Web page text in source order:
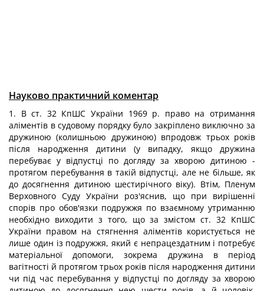
Науково практичний коментар
1. В ст. 32 КпШС України 1969 р. право на отримання
аліментів в судовому порядку було закріплено виключно за
дружиною (колишньою дружиною) впродовж трьох років
після народження дитини (у випадку, якщо дружина
перебуває у відпустці по догляду за хворою дитиною -
протягом перебування в такій відпустці, але не більше, як
до досягнення дитиною шестирічного віку). Втім, Пленум
Верховного Суду України роз'яснив, що при вирішенні
спорів про обов'язки подружжя по взаємному утриманню
необхідно виходити з того, що за змістом ст. 32 КпШС
України правом на стягнення аліментів користується не
лише один із подружжя, який є непрацездатним і потребує
матеріальної допомоги, зокрема дружина в період
вагітності й протягом трьох років після народження дитини
чи під час перебування у відпустці по догляду за хворою